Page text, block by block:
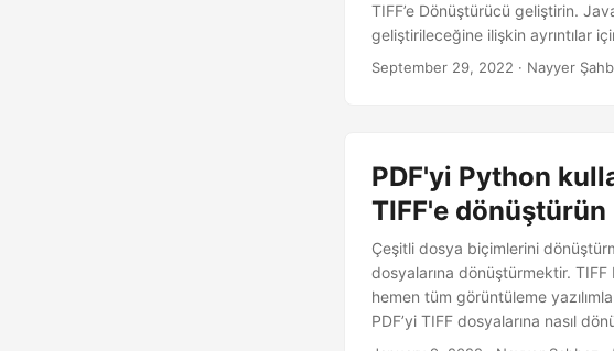
TIFF’e Dönüştürücü geliştirin.
geliştirileceğine ilişkin ayrıntılar
September 29, 2022 · Nayyer
PDF'yi Python
TIFF'e dönüştürün
Çeşitli dosya biçimlerini
dosyalarına dönüştürmektir.
hemen tüm görüntüleme
PDF’yi TIFF dosyalarına nasıl
kütüphaneleri ve yöntemleri